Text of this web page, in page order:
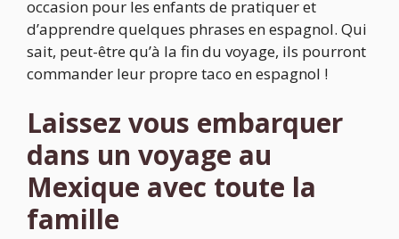
occasion pour les enfants de pratiquer et
d’apprendre quelques phrases en espagnol. Qui
sait, peut-être qu’à la fin du voyage, ils pourront
commander leur propre taco en espagnol !
Laissez vous embarquer
dans un voyage au
Mexique avec toute la
famille